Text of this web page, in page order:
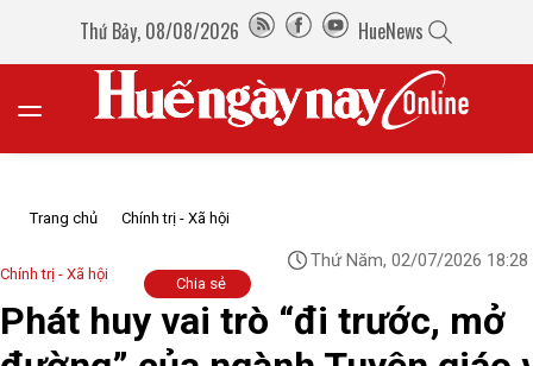
Thứ Bảy, 08/08/2026 HueNews
Trang chủ Chính trị - Xã hội
Chính trị - Xã hội
Thứ Năm, 02/07/2026 18:28
Chia sẻ
Phát huy vai trò “đi trước, mở